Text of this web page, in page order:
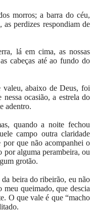
morros; a barra do céu,
as perdizes respondiam de
lá em cima, as nossas
cabeças até ao fundo do
valeu, abaixo de Deus, foi
ocasião, a estrela do
adentro.
quando a noite fechou
campo outra claridade
por que não acompanhei o
por alguma perambeira, ou
grotão.
beira do ribeirão, eu não
meu queimado, que descia
O que vale é que “macho